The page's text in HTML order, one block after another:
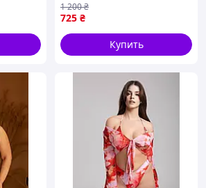
высокие плавки, размер L
725 ₴
1 200₴
Купить